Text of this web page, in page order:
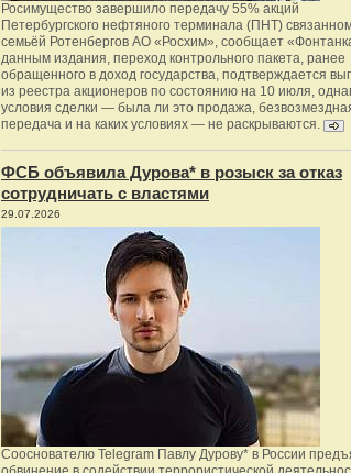
Росимущество завершило передачу 55% акций
Петербургского нефтяного терминала (ПНТ)
семьёй Ротенбергов АО «Росхим», сообщает
данным издания, переход контрольного пакета, ранее
обращенного в доход государства, подтверждается
из реестра акционеров по состоянию на 10 июля,
условия сделки — была ли это продажа,
передача и на каких условиях — не раскрываются.
ФСБ объявила Дурова* в розыск за отказ
сотрудничать с властями
29.07.2026
Сооснователю Telegram Павлу Дурову* в России